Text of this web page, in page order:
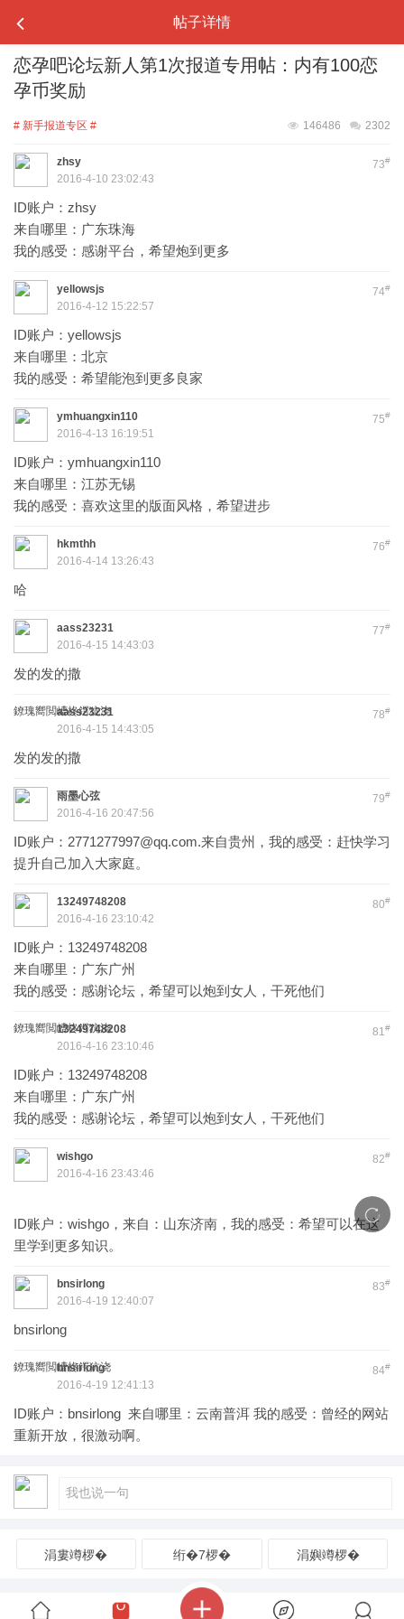
帖子详情
恋孕吧论坛新人第1次报道专用帖：内有100恋
孕币奖励
# 新手报道专区 # 2302
146486
73#
zhsy
2016-4-10 23:02:43
ID账户：zhsy
来自哪里：广东珠海
我的感受：感谢平台，希望炮到更多
74#
yellowsjs
2016-4-12 15:22:57
ID账户：yellowsjs
来自哪里：北京
我的感受：希望能泡到更多良家
75#
ymhuangxin110
2016-4-13 16:19:51
ID账户：ymhuangxin110
来自哪里：江苏无锡
我的感受：喜欢这里的版面风格，希望进步
76#
hkmthh
2016-4-14 13:26:43
哈
77#
aass23231
2016-4-15 14:43:03
发的发的撒
鐐瑰嚮閲嶆柊鍔犺浇 78#
aass23231
2016-4-15 14:43:05
发的发的撒
79#
雨墨心弦
2016-4-16 20:47:56
ID账户： 2771277997@qq.com.来自贵州，我的感受：赶快学习
提升自己加入大家庭。
80#
13249748208
2016-4-16 23:10:42
ID账户：13249748208
来自哪里：广东广州
我的感受：感谢论坛，希望可以炮到女人，干死他们
鐐瑰嚮閲嶆柊鍔犺浇 81#
13249748208
2016-4-16 23:10:46
ID账户：13249748208
来自哪里：广东广州
我的感受：感谢论坛，希望可以炮到女人，干死他们
82#
wishgo
2016-4-16 23:43:46
ID账户：wishgo，来自：山东济南，我的感受：希望可以在这
里学到更多知识。
83#
bnsirlong
2016-4-19 12:40:07
bnsirlong
鐐瑰嚮閲嶆柊鍔犺浇 84#
bnsirlong
2016-4-19 12:41:13
ID账户：bnsirlong 来自哪里：云南普洱 我的感受：曾经的网站
重新开放，很激动啊。
涓婁竴椤� 绗�7椤� 涓嬩竴椤�